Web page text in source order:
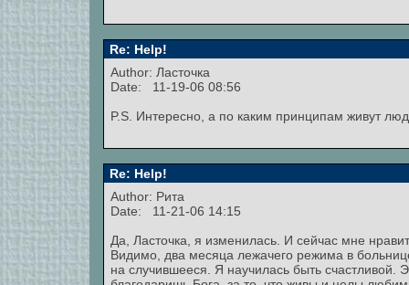
Re: Help!
Author: Ласточка
Date: 11-19-06 08:56
P.S. Интересно, а по каким принципам живут
Re: Help!
Author: Рита
Date: 11-21-06 14:15
Да, Ласточка, я изменилась. И сейчас мне
Видимо, два месяца лежачего режима в
на случившееся. Я научилась быть счастливой.